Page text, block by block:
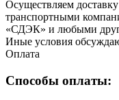
Осуществляем
транспортными
«СДЭК» и любыми
Иные условия
Оплата
Способы оплаты: